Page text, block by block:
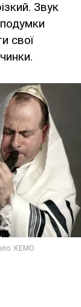
Звук
свої